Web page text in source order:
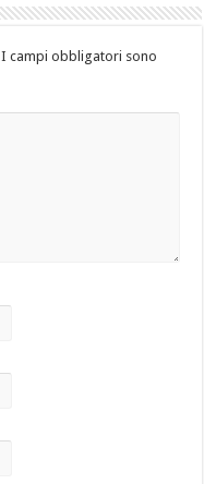
I campi obbligatori sono